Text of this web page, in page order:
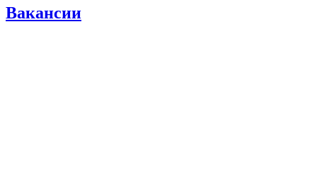
Вакансии